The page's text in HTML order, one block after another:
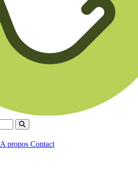
Rechercher
A propos Contact